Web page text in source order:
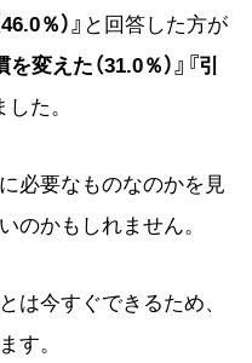
％）』 と回答した方が
変えた（31.0％）』『引
た。
必要なものなのかを見
のかもしれません。
は今すぐできるため、
す。